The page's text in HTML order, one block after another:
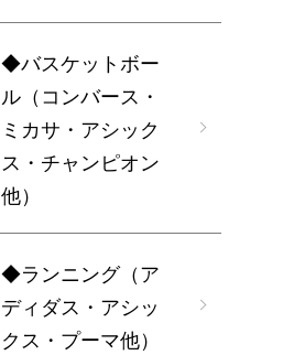
◆バスケットボー
ル（コンバース・
ミカサ・アシック
ス・チャンピオン
他）
◆ランニング（ア
ディダス・アシッ
クス・プーマ他）